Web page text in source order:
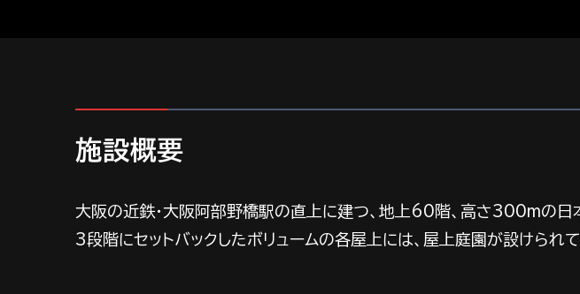
施設概要
大阪の近鉄・大阪阿部野橋駅の直上に建つ、地上60階、高さ300mの日
3段階にセットバックしたボリュームの各屋上には、屋上庭園が設けられて